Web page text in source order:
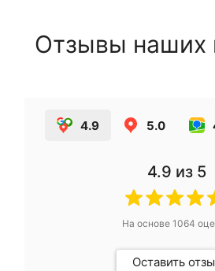
Отзывы наших
4.9 5.0
4.9 из 5
На основе 1064
Оставить